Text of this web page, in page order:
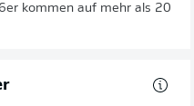
kommen auf mehr als 20